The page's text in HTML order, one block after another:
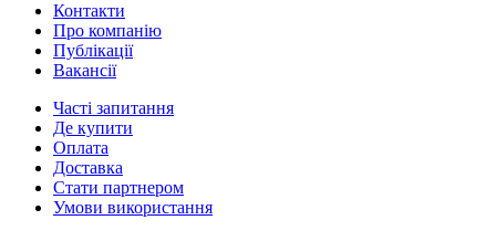
Контакти
Про компанію
Публікації
Вакансії
Часті запитання
Де купити
Оплата
Доставка
Стати партнером
Умови використання